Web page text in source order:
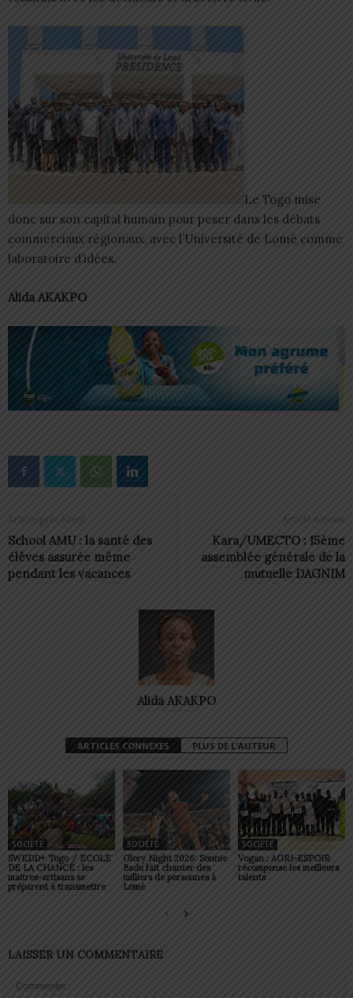
Le Togo mise
donc sur son capital humain pour peser dans les débats
commerciaux régionaux, avec l’Université de Lomé comme
laboratoire d’idées.
Alida AKAKPO
Article précédent
School AMU : la santé des
élèves assurée même
pendant les vacances
Article suivant
Kara/UMECTO : 15ème
assemblée générale de la
mutuelle DAGNIM
Alida AKAKPO
ARTICLES CONNEXES PLUS DE L'AUTEUR
SOCIÉTÉ
SWEDD+ Togo / ECOLE
DE LA CHANCE : les
maitres-artisans se
préparent à transmettre
SOCIÉTÉ
Glory Night 2026: Sonnie
Badu fait chanter des
milliers de personnes à
Lomé
SOCIÉTÉ
Vogan : AGRI-ESPOIR
récompense les meilleurs
talents
LAISSER UN COMMENTAIRE